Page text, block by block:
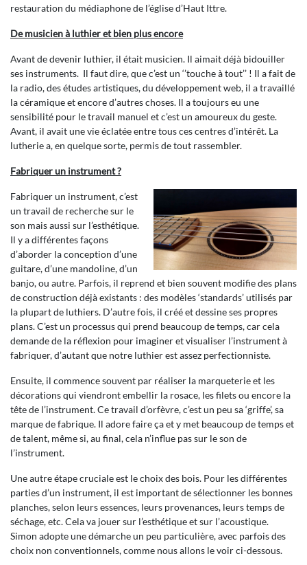
restauration du médiaphone de l’église d’Haut Ittre.
De musicien à luthier et bien plus encore
Avant de devenir luthier, il était musicien. Il aimait déjà bidouiller
ses instruments. Il faut dire, que c’est un ‘’touche à tout’’ ! Il a fait de
la radio, des études artistiques, du développement web, il a travaillé
la céramique et encore d’autres choses. Il a toujours eu une
sensibilité pour le travail manuel et c’est un amoureux du geste.
Avant, il avait une vie éclatée entre tous ces centres d’intérêt. La
lutherie a, en quelque sorte, permis de tout rassembler.
Fabriquer un instrument ?
Fabriquer un instrument, c’est
un travail de recherche sur le
son mais aussi sur l’esthétique.
Il y a différentes façons
d’aborder la conception d’une
guitare, d’une mandoline, d’un
banjo, ou autre. Parfois, il reprend et bien souvent modifie des plans
de construction déjà existants : des modèles ‘standards’ utilisés par
la plupart de luthiers. D’autre fois, il créé et dessine ses propres
plans. C’est un processus qui prend beaucoup de temps, car cela
demande de la réflexion pour imaginer et visualiser l’instrument à
fabriquer, d’autant que notre luthier est assez perfectionniste.
Ensuite, il commence souvent par réaliser la marqueterie et les
décorations qui viendront embellir la rosace, les filets ou encore la
tête de l’instrument. Ce travail d’orfèvre, c’est un peu sa ‘griffe’, sa
marque de fabrique. Il adore faire ça et y met beaucoup de temps et
de talent, même si, au final, cela n’influe pas sur le son de
l’instrument.
Une autre étape cruciale est le choix des bois. Pour les différentes
parties d’un instrument, il est important de sélectionner les bonnes
planches, selon leurs essences, leurs provenances, leurs temps de
séchage, etc. Cela va jouer sur l’esthétique et sur l’acoustique.
Simon adopte une démarche un peu particulière, avec parfois des
choix non conventionnels, comme nous allons le voir ci-dessous.